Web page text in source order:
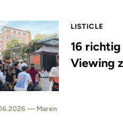
LISTICLE
16
Viewing
— Maren